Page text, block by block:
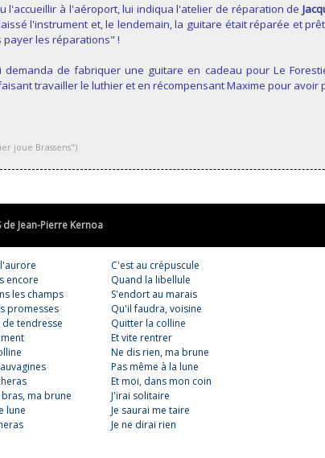
l'accueillir à l'aéroport, lui indiqua l'atelier de réparation de
l'instrument et, le lendemain, la guitare était réparée et
payer les réparations" !
de fabriquer une guitare en cadeau pour Le
travailler le luthier et en récompensant Maxime pour avoir
joue Brassens")
de Jean-Pierre Kernoa
encore
les champs
promesses
tendresse
ma brune
lune
C'est au crépuscule
Quand la libellule
S'endort au marais
Qu'il faudra, voisine
Quitter la colline
Et vite rentrer
Ne dis rien, ma brune
Pas même à la lune
Et moi, dans mon coin
J'irai solitaire
Je saurai me taire
Je ne dirai rien